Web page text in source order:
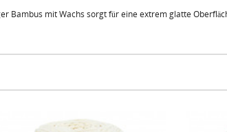
Bambus mit Wachs sorgt für eine extrem glatte